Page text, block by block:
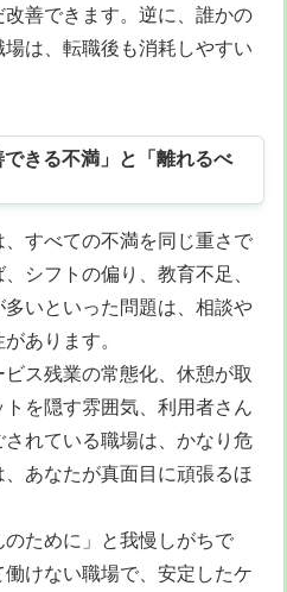
善できます。逆に、誰かの
は、転職後も消耗しやすい
きる不満」と「離れるべ
すべての不満を同じ重さで
シフトの偏り、教育不足、
いといった問題は、相談や
あります。
ス残業の常態化、休憩が取
を隠す雰囲気、利用者さん
れている職場は、かなり危
あなたが真面目に頑張るほ
ために」と我慢しがちで
けない職場で、安定したケ